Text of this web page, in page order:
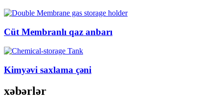
Cüt Membranlı qaz anbarı
Kimyəvi saxlama çəni
xəbərlər